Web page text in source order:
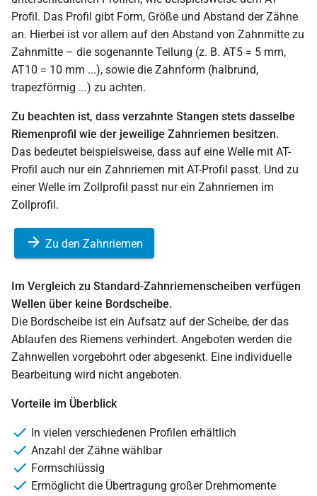
Profil. Das Profil gibt Form, Größe und Abstand der Zähne
an. Hierbei ist vor allem auf den Abstand von Zahnmitte zu
Zahnmitte – die sogenannte Teilung (z. B. AT5 = 5 mm,
AT10 = 10 mm ...), sowie die Zahnform (halbrund,
trapezförmig ...) zu achten.
Zu beachten ist, dass verzahnte Stangen stets dasselbe
Riemenprofil wie der jeweilige Zahnriemen besitzen.
Das bedeutet beispielsweise, dass auf eine Welle mit AT-
Profil auch nur ein Zahnriemen mit AT-Profil passt. Und zu
einer Welle im Zollprofil passt nur ein Zahnriemen im
Zollprofil.
Zu den Zahnriemen
Im Vergleich zu Standard-Zahnriemenscheiben verfügen
Wellen über keine Bordscheibe.
Die Bordscheibe ist ein Aufsatz auf der Scheibe, der das
Ablaufen des Riemens verhindert. Angeboten werden die
Zahnwellen vorgebohrt oder abgesenkt. Eine individuelle
Bearbeitung wird nicht angeboten.
Vorteile im Überblick
In vielen verschiedenen Profilen erhältlich
Anzahl der Zähne wählbar
Formschlüssig
Ermöglicht die Übertragung großer Drehmomente